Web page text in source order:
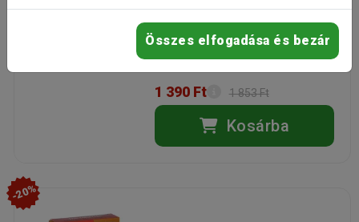
Gyártó:FitActive
1 390 Ft 1 853 Ft
Kosárba
-20%
Összes elfogadása és bezár